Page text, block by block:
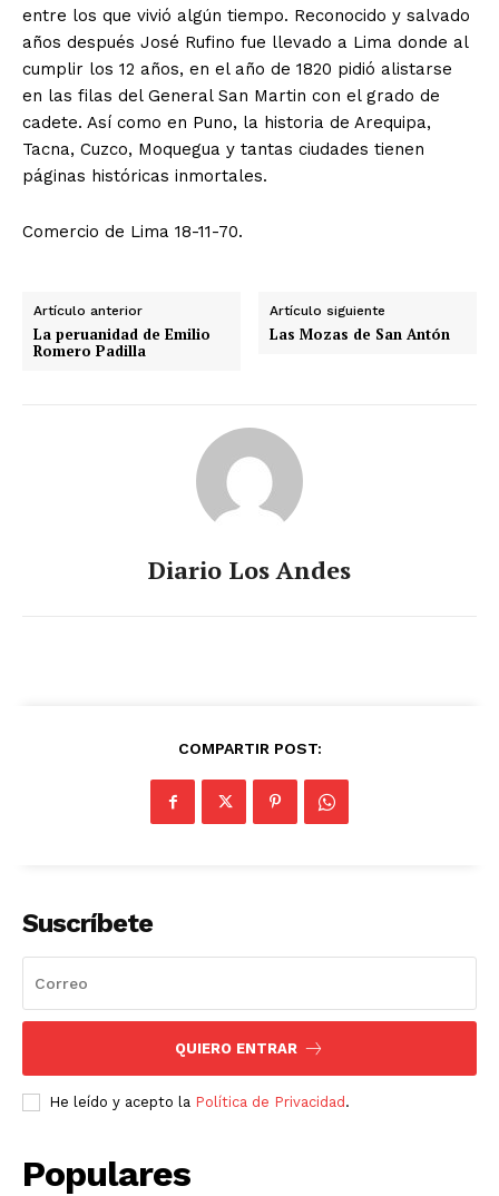
SUSCRIBETE
entre los que vivió algún tiempo. Reconocido y salvado
años después José Rufino fue llevado a Lima donde al
cumplir los 12 años, en el año de 1820 pidió alistarse
en las filas del General San Martin con el grado de
cadete. Así como en Puno, la historia de Arequipa,
Tacna, Cuzco, Moquegua y tantas ciudades tienen
páginas históricas inmortales.
Comercio de Lima 18-11-70.
Artículo anterior
La peruanidad de Emilio
Romero Padilla
Artículo siguiente
Las Mozas de San Antón
Diario Los Andes
COMPARTIR POST:
Suscríbete
QUIERO ENTRAR
He leído y acepto la Política de Privacidad .
Populares